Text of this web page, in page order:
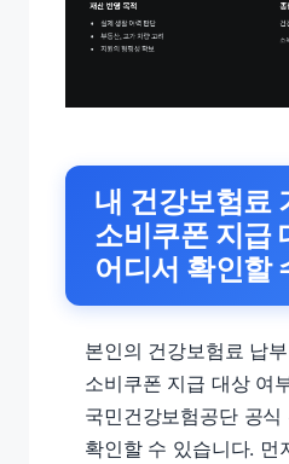
내 건강보험료
소비쿠폰 지급
어디서 확인할
본인의 건강보험료 납
소비쿠폰 지급 대상 여
국민건강보험공단 공
확인할 수 있습니다. 먼